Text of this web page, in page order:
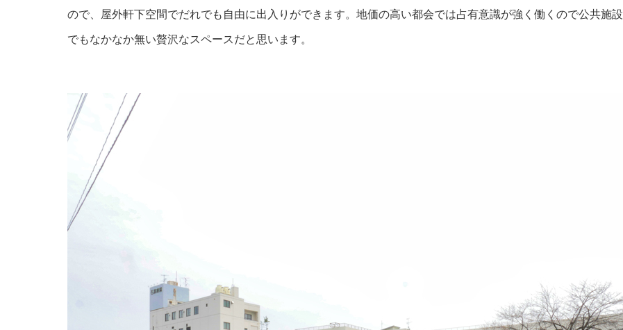
ので、屋外軒下空間でだれでも自由に出入りができます。地価の高い都会では占有意識が強く働くので公共施設
でもなかなか無い贅沢なスペースだと思います。